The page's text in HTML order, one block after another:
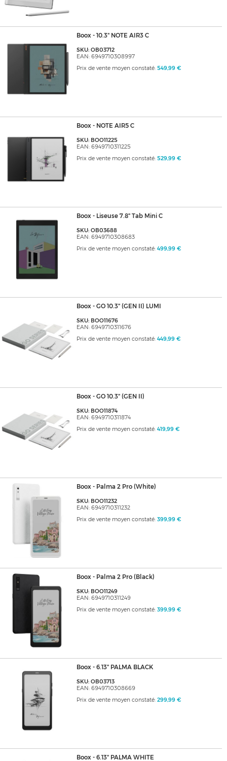
Boox - 10.3" NOTE AIR3 C
SKU: OB03712
EAN: 6949710308997
Prix de vente moyen constaté: 549,99 €
Boox - NOTE AIR5 C
SKU: BOO11225
EAN: 6949710311225
Prix de vente moyen constaté: 529,99 €
Boox - Liseuse 7.8" Tab Mini C
SKU: OB03688
EAN: 6949710308683
Prix de vente moyen constaté: 499,99 €
Boox - GO 10.3" (GEN II) LUMI
SKU: BOO11676
EAN: 6949710311676
Prix de vente moyen constaté: 449,99 €
Boox - GO 10.3" (GEN II)
SKU: BOO11874
EAN: 6949710311874
Prix de vente moyen constaté: 419,99 €
Boox - Palma 2 Pro (White)
SKU: BOO11232
EAN: 6949710311232
Prix de vente moyen constaté: 399,99 €
Boox - Palma 2 Pro (Black)
SKU: BOO11249
EAN: 6949710311249
Prix de vente moyen constaté: 399,99 €
Boox - 6.13" PALMA BLACK
SKU: OB03713
EAN: 6949710308669
Prix de vente moyen constaté: 299,99 €
Boox - 6.13" PALMA WHITE